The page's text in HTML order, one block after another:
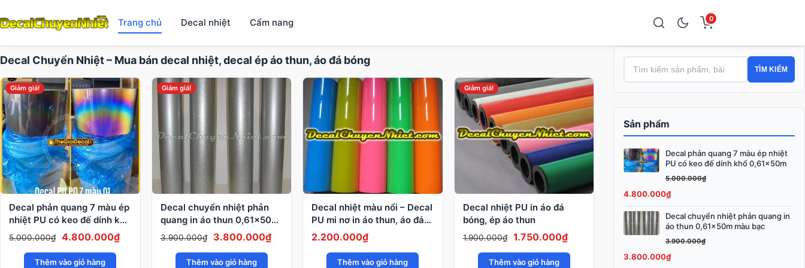
Trang chủ Decal nhiệt Cẩm nang 0
Decal Chuyển Nhiệt – Mua bán decal nhiệt, decal ép áo thun, áo đá bóng
Giảm giá!
Decal phản quang 7 màu ép
nhiệt PU có keo đế dính khổ
0,61x50m
5.000.000₫
Giá
gốc
4.800.000₫Giá
Thêm vào giỏ hàng
Giảm giá!
Decal chuyển nhiệt phản
quang in áo thun 0,61x50m
màu bạc
3.900.000₫
Giá
gốc
3.800.000₫Giá
Thêm vào giỏ hàng
Decal nhiệt màu nổi – Decal
PU mi nơ in áo thun, áo đá
banh
2.200.000₫
Thêm vào giỏ hàng
Giảm giá!
Decal nhiệt PU in áo đá
bóng, ép áo thun
1.900.000₫
Giá
gốc
1.750.000₫Giá
hiện
Thêm vào giỏ hàng
TÌM KIẾM
Sản phẩm
Decal phản quang 7 màu ép nhiệt
PU có keo đế dính khổ 0,61x50m
5.000.000₫
Giá
gốc
5.000.000₫.
4.800.000₫
Giá
hiện
là:
4.800.000₫.Decal chuyển nhiệt phản quang in
áo thun 0,61x50m màu bạc
3.900.000₫
Giá
gốc
3.900.000₫.
3.800.000₫
Giá
hiện
là: